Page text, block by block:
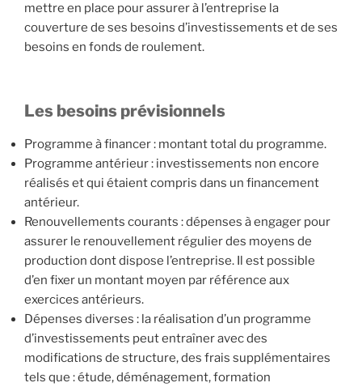
mettre en place pour assurer à l’entreprise la
couverture de ses besoins d’investissements et de ses
besoins en fonds de roulement.
Les besoins prévisionnels
Programme à financer : montant total du programme.
Programme antérieur : investissements non encore
réalisés et qui étaient compris dans un financement
antérieur.
Renouvellements courants : dépenses à engager pour
assurer le renouvellement régulier des moyens de
production dont dispose l’entreprise. Il est possible
d’en fixer un montant moyen par référence aux
exercices antérieurs.
Dépenses diverses : la réalisation d’un programme
d’investissements peut entraîner avec des
modifications de structure, des frais supplémentaires
tels que : étude, déménagement, formation